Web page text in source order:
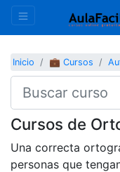
Inicio 💼 Cursos
Cursos de
Una correcta
personas que